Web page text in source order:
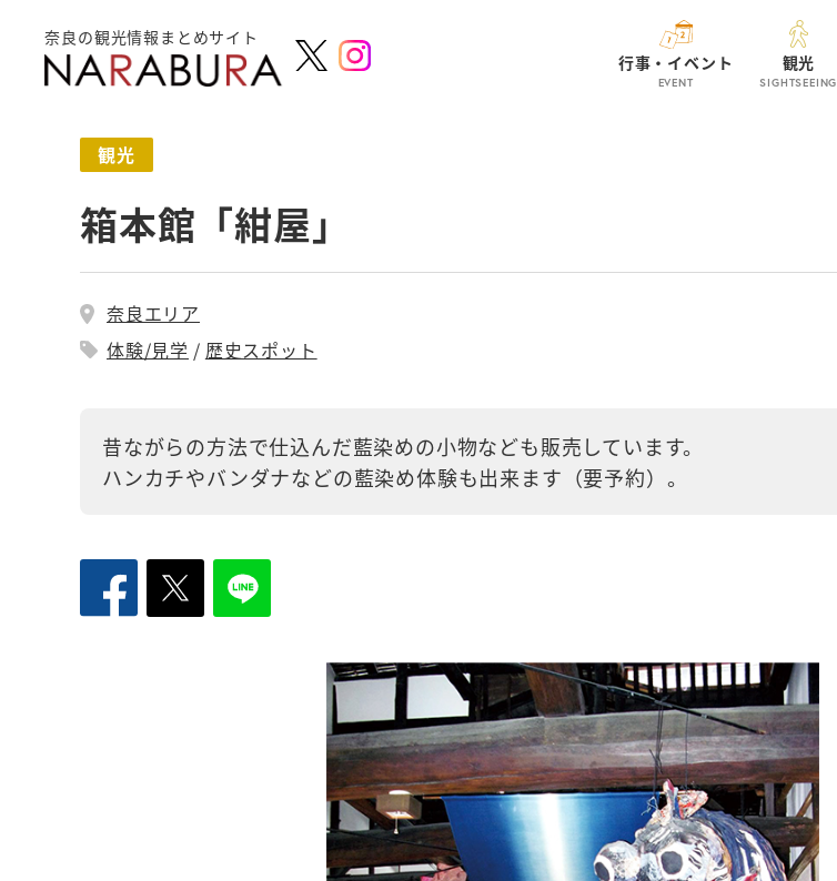
奈良の観光情報まとめサイト
行事・イベント
EVENT
観光
SIGHTSEEING
観光
箱本館「紺屋」
奈良エリア
体験/見学
歴史スポット
昔ながらの方法で仕込んだ藍染めの小物なども販売しています。
ハンカチやバンダナなどの藍染め体験も出来ます（要予約）。